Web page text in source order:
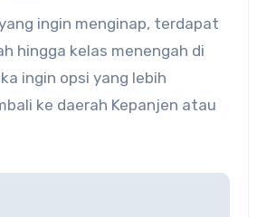
ingin menginap, terdapat
hingga kelas menengah di
ingin opsi yang lebih
ke daerah Kepanjen atau